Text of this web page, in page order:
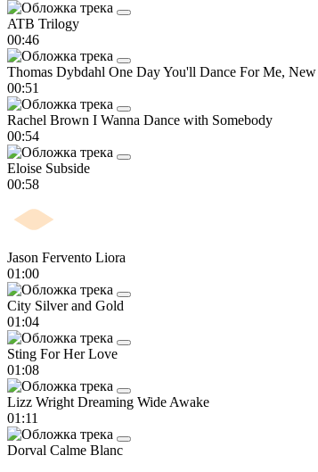
ATB Trilogy
00:46
Thomas Dybdahl One Day You'll Dance For Me,
00:51
Rachel Brown I Wanna Dance with Somebody
00:54
Eloise Subside
00:58
Jason Fervento Liora
01:00
City Silver and Gold
01:04
Sting For Her Love
01:08
Lizz Wright Dreaming Wide Awake
01:11
Dorval Calme Blanc